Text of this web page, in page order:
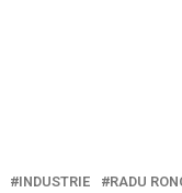
INDUSTRIE RADU